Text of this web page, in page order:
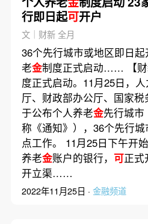
行即日起可开户
文｜财新 全月
36个先行城市或地区即日
老金制度正式启动…… 【财
度正式启动。11月25日，
厅、财政部办公厅、国家
于公布个人养老金先行城市
称《通知》），36个先行
点工作。 11月25日下午开
养老金账户的银行， 可正式
开立渠……
2022年11月25日 · 金融频道